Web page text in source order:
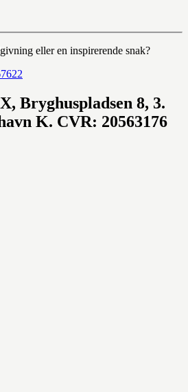
eller en inspirerende snak?
Bryghuspladsen 8, 3.
K. CVR: 20563176